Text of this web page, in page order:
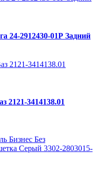
24-2912430-01Р Задний
2121-3414138.01